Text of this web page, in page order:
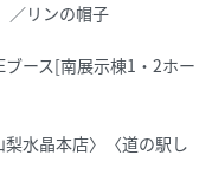
／リンの帽子
ース[南展示棟1・2ホー
梨水晶本店〉〈道の駅し